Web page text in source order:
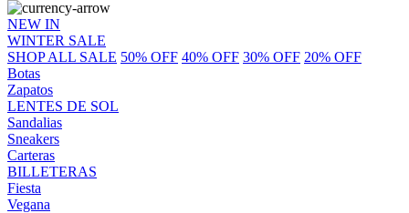
NEW IN
WINTER SALE
SHOP ALL SALE 50% OFF 40% OFF 30% OFF 20% OFF
Botas
Zapatos
LENTES DE SOL
Sandalias
Sneakers
Carteras
BILLETERAS
Fiesta
Vegana